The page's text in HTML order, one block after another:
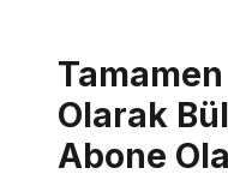
Olarak
Abone